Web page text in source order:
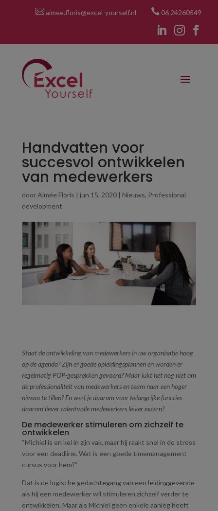
aimee.floris@excel-yourself.nl  06 24260549
  
Handvatten voor
succesvol ontwikkelen
van medewerkers
doorAimée Floris | jun 15, 2020| Nieuws, Professional
development
Staat de ontwikkeling van medewerkers in uw organisatie hoog
op de agenda? Zijn er goede opleidingsplannen en worden er
regelmatig POP-gesprekken gevoerd? Maar lukt het nog niet om
de professionaliteit van medewerkers en team naar een hoger
niveau te tillen? En werf je daarom voor belangrijke functies
daarom liever talentvolle medewerkers liever extern?
De medewerker stimuleren om zichzelf te
ontwikkelen
“Michiel is en kei in zijn vak, maar hij raakt snel in de stress
voor een deadline. Wat is een goede timemanagement
cursus voor hem?”
Dat is de logische gedachtegang van een leidinggevende
als hij een medewerker wil stimuleren zichzelf verder te
ontwikkelen. Maar als Michiel geen enkele aanleg heeft